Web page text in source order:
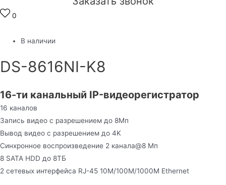
0
В наличии
DS-8616NI-K8
16-ти канальный IP-видеорегистратор
16 каналов
Запись видео с разрешением до 8Мп
Вывод видео с разрешением до 4K
Синхронное воспроизведение 2 канала@8 Мп
8 SATA HDD до 8ТБ
2 сетевых интерфейса RJ-45 10M/100M/1000M Ethernet